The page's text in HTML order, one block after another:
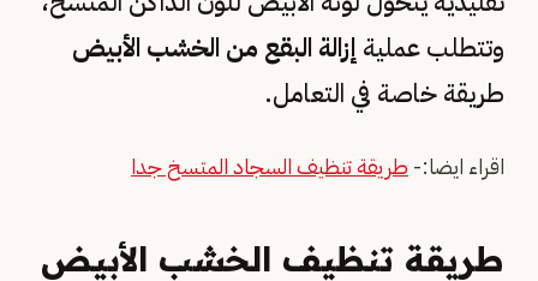
وتتطلب عمليةإزالة البقع من الخشب الأبيض
طريقة خاصة في التعامل.
اقراء ايضا:- طريقة تنظيف السجاد المتسخ جدا
طريقة تنظيف الخشب الأبيض